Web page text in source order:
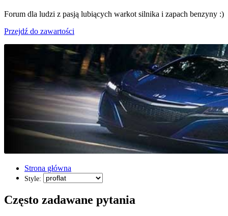
Forum dla ludzi z pasją lubiących warkot silnika i zapach benzyny :)
Przejdź do zawartości
AutoMobilki.pl
Forum dla ludzi z pasją lubiących warkot silnika i zapach benzyny :)
Przejdź do zawartości
Strona główna
Style:
Często zadawane pytania